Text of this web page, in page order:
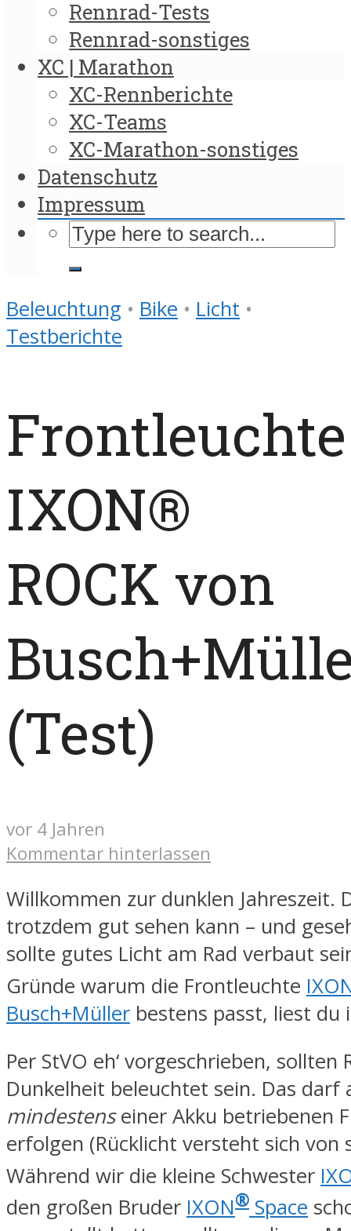
Rennrad-Tests
Rennrad-sonstiges
XC | Marathon
XC-Rennberichte
XC-Teams
XC-Marathon-sonstiges
Datenschutz
Impressum
Beleuchtung • Bike • Licht •
Testberichte
Frontleuchte
IXON®
ROCK von
(Test)
vor 4 Jahren
Kommentar hinterlassen
Willkommen zur dunklen Jahreszeit.
trotzdem gut sehen kann – und
sollte gutes Licht am Rad verbaut
Gründe warum die Frontleuchte
Busch+Müller bestens passt, liest du
Per StVO eh‘ vorgeschrieben, sollten
Dunkelheit beleuchtet sein. Das darf
mindestenseiner Akku betriebenen
erfolgen (Rücklicht versteht sich von
Während wir die kleine Schwester
den großen Bruder IXON® Space